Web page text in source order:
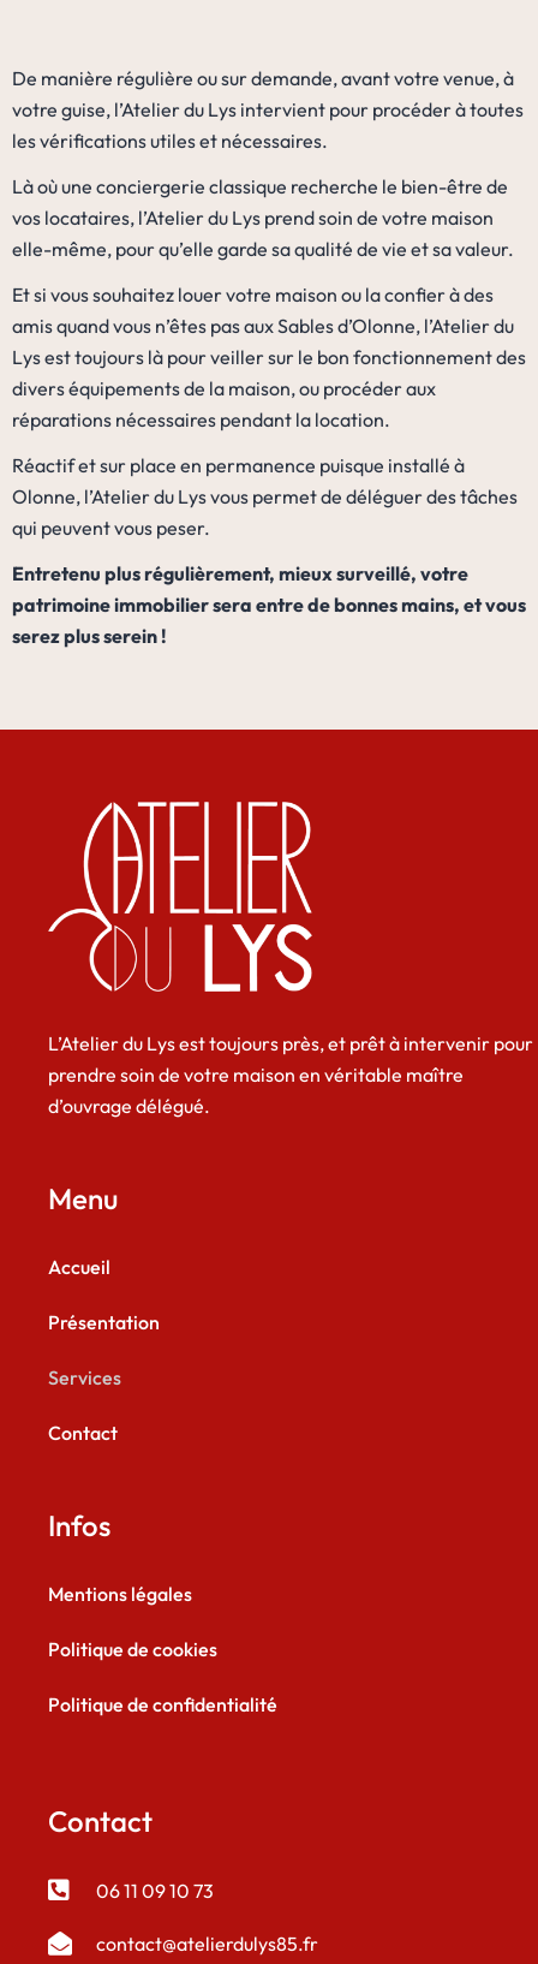
De manière régulière ou sur demande, avant votre venue, à
votre guise, l’Atelier du Lys intervient pour procéder à toutes
les vérifications utiles et nécessaires.
Là où une conciergerie classique recherche le bien-être de
vos locataires, l’Atelier du Lys prend soin de votre maison
elle-même, pour qu’elle garde sa qualité de vie et sa valeur.
Et si vous souhaitez louer votre maison ou la confier à des
amis quand vous n’êtes pas aux Sables d’Olonne, l’Atelier du
Lys est toujours là pour veiller sur le bon fonctionnement des
divers équipements de la maison, ou procéder aux
réparations nécessaires pendant la location.
Réactif et sur place en permanence puisque installé à
Olonne, l’Atelier du Lys vous permet de déléguer des tâches
qui peuvent vous peser.
Entretenu plus régulièrement, mieux surveillé, votre
patrimoine immobilier sera entre de bonnes mains, et vous
serez plus serein !
L’Atelier du Lys est toujours près, et prêt à intervenir pour
prendre soin de votre maison en véritable maître
d’ouvrage délégué.
Menu
Accueil
Présentation
Services
Contact
Infos
Mentions légales
Politique de cookies
Politique de confidentialité
Contact
06 11 09 10 73
contact@atelierdulys85.fr